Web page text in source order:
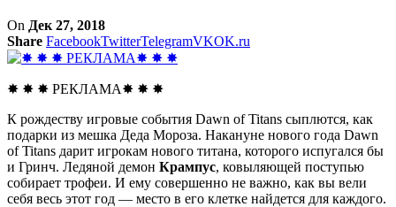
On Дек 27, 2018
Share FacebookTwitterTelegramVKOK.ru
✸ ✸ ✸ РЕКЛАМА✸ ✸ ✸
К рождеству игровые события Dawn of Titans сыплются, как
подарки из мешка Деда Мороза. Накануне нового года Dawn
of Titans дарит игрокам нового титана, которого испугался бы
и Гринч. Ледяной демон Крампус, ковыляющей поступью
собирает трофеи. И ему совершенно не важно, как вы вели
себя весь этот год — место в его клетке найдется для каждого.